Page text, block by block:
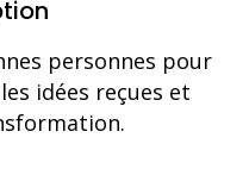
personnes pour
idées reçues et